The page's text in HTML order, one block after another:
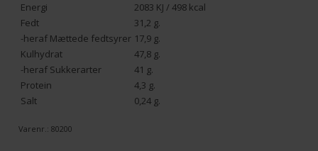
Energi
2083 KJ / 498 kcal
Fedt
31,2 g.
-heraf Mættede fedtsyrer 17,9 g.
Kulhydrat
47,8 g.
-heraf Sukkerarter
41 g.
Protein
4,3 g.
Salt
0,24 g.
Varenr.:80200